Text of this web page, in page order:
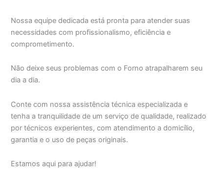
Nossa equipe dedicada está pronta para atender suas
necessidades com profissionalismo, eficiência e
comprometimento.
Não deixe seus problemas com o Forno atrapalharem seu
dia a dia.
Conte com nossa assistência técnica especializada e
tenha a tranquilidade de um serviço de qualidade, realizado
por técnicos experientes, com atendimento a domicílio,
garantia e o uso de peças originais.
Estamos aqui para ajudar!